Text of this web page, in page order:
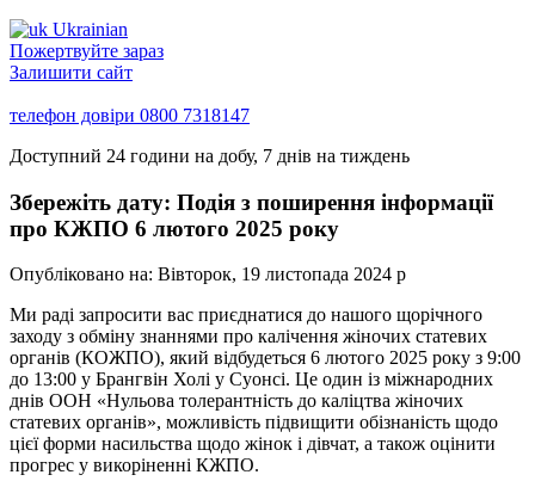
Ukrainian
Пожертвуйте зараз
Залишити сайт
телефон довіри 0800 7318147
Доступний 24 години на добу, 7 днів на тиждень
Збережіть дату: Подія з поширення інформації
про КЖПО 6 лютого 2025 року
Опубліковано на: Вівторок, 19 листопада 2024 р
Ми раді запросити вас приєднатися до нашого щорічного
заходу з обміну знаннями про калічення жіночих статевих
органів (КОЖПО), який відбудеться 6 лютого 2025 року з 9:00
до 13:00 у Брангвін Холі у Суонсі. Це один із міжнародних
днів ООН «Нульова толерантність до каліцтва жіночих
статевих органів», можливість підвищити обізнаність щодо
цієї форми насильства щодо жінок і дівчат, а також оцінити
прогрес у викоріненні КЖПО.